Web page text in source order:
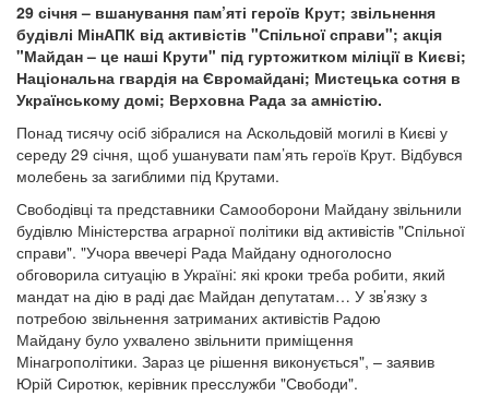
29 січня – вшанування пам’яті героїв Крут; звільнення
будівлі МінАПК від активістів "Спільної справи"; акція
"Майдан – це наші Крути" під гуртожитком міліції в Києві;
Національна гвардія на Євромайдані; Мистецька сотня в
Українському домі; Верховна Рада за амністію.
Понад тисячу осіб зібралися на Аскольдовій могилі в Києві у
середу 29 січня, щоб ушанувати пам’ять героїв Крут. Відбувся
молебень за загиблими під Крутами.
Свободівці та представники Самооборони Майдану звільнили
будівлю Міністерства аграрної політики від активістів "Спільної
справи". "Учора ввечері Рада Майдану одноголосно
обговорила ситуацію в Україні: які кроки треба робити, який
мандат на дію в раді дає Майдан депутатам… У зв’язку з
потребою звільнення затриманих активістів Радою
Майдану було ухвалено звільнити приміщення
Мінагрополітики. Зараз це рішення виконується", – заявив
Юрій Сиротюк, керівник пресслужби "Свободи".